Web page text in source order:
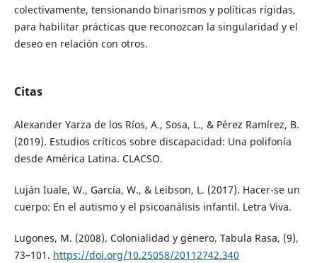
colectivamente, tensionando binarismos y políticas rígidas,
para habilitar prácticas que reconozcan la singularidad y el
deseo en relación con otros.
Citas
Alexander Yarza de los Ríos, A., Sosa, L., & Pérez Ramírez, B.
(2019). Estudios críticos sobre discapacidad: Una polifonía
desde América Latina. CLACSO.
Luján Iuale, W., García, W., & Leibson, L. (2017). Hacer-se un
cuerpo: En el autismo y el psicoanálisis infantil. Letra Viva.
Lugones, M. (2008). Colonialidad y género. Tabula Rasa, (9),
73–101. https://doi.org/10.25058/20112742.340